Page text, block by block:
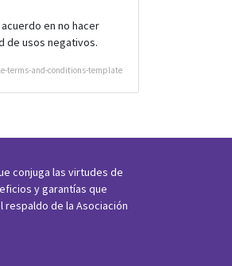
en no hacer
de usos negativos.
terms-and-conditions-template
conjuga las virtudes de
y garantías que
respaldo de la Asociación